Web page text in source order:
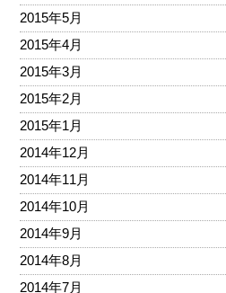
2015年5月
2015年4月
2015年3月
2015年2月
2015年1月
2014年12月
2014年11月
2014年10月
2014年9月
2014年8月
2014年7月